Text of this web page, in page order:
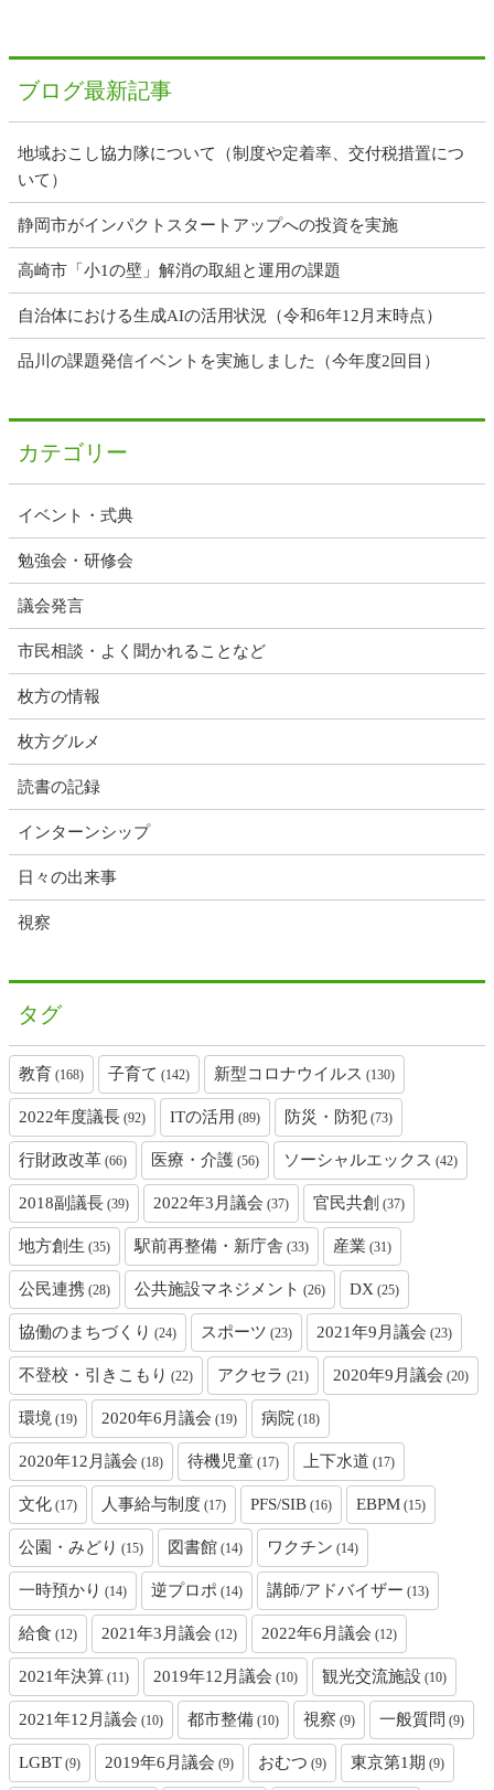
ブログ最新記事
地域おこし協力隊について（制度や定着率、交付税措置につ
いて）
静岡市がインパクトスタートアップへの投資を実施
高崎市「小1の壁」解消の取組と運用の課題
自治体における生成AIの活用状況（令和6年12月末時点）
品川の課題発信イベントを実施しました（今年度2回目）
カテゴリー
イベント・式典
勉強会・研修会
議会発言
市民相談・よく聞かれることなど
枚方の情報
枚方グルメ
読書の記録
インターンシップ
日々の出来事
視察
タグ
教育 (168) 子育て (142) 新型コロナウイルス (130)
2022年度議長 (92) ITの活用 (89) 防災・防犯 (73)
行財政改革 (66) 医療・介護 (56) ソーシャルエックス (42)
2018副議長 (39) 2022年3月議会 (37) 官民共創 (37)
地方創生 (35) 駅前再整備・新庁舎 (33) 産業 (31)
公民連携 (28) 公共施設マネジメント (26) DX (25)
協働のまちづくり (24) スポーツ (23) 2021年9月議会 (23)
不登校・引きこもり (22) アクセラ (21) 2020年9月議会 (20)
環境 (19) 2020年6月議会 (19) 病院 (18)
2020年12月議会 (18) 待機児童 (17) 上下水道 (17)
文化 (17) 人事給与制度 (17) PFS/SIB (16) EBPM (15)
公園・みどり (15) 図書館 (14) ワクチン (14)
一時預かり (14) 逆プロポ (14) 講師/アドバイザー (13)
給食 (12) 2021年3月議会 (12) 2022年6月議会 (12)
2021年決算 (11) 2019年12月議会 (10) 観光交流施設 (10)
2021年12月議会 (10) 都市整備 (10) 視察 (9) 一般質問 (9)
LGBT (9) 2019年6月議会 (9) おむつ (9) 東京第1期 (9)